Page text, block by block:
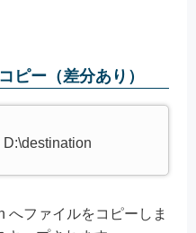
ピー（差分あり）
へファイルをコピーしま